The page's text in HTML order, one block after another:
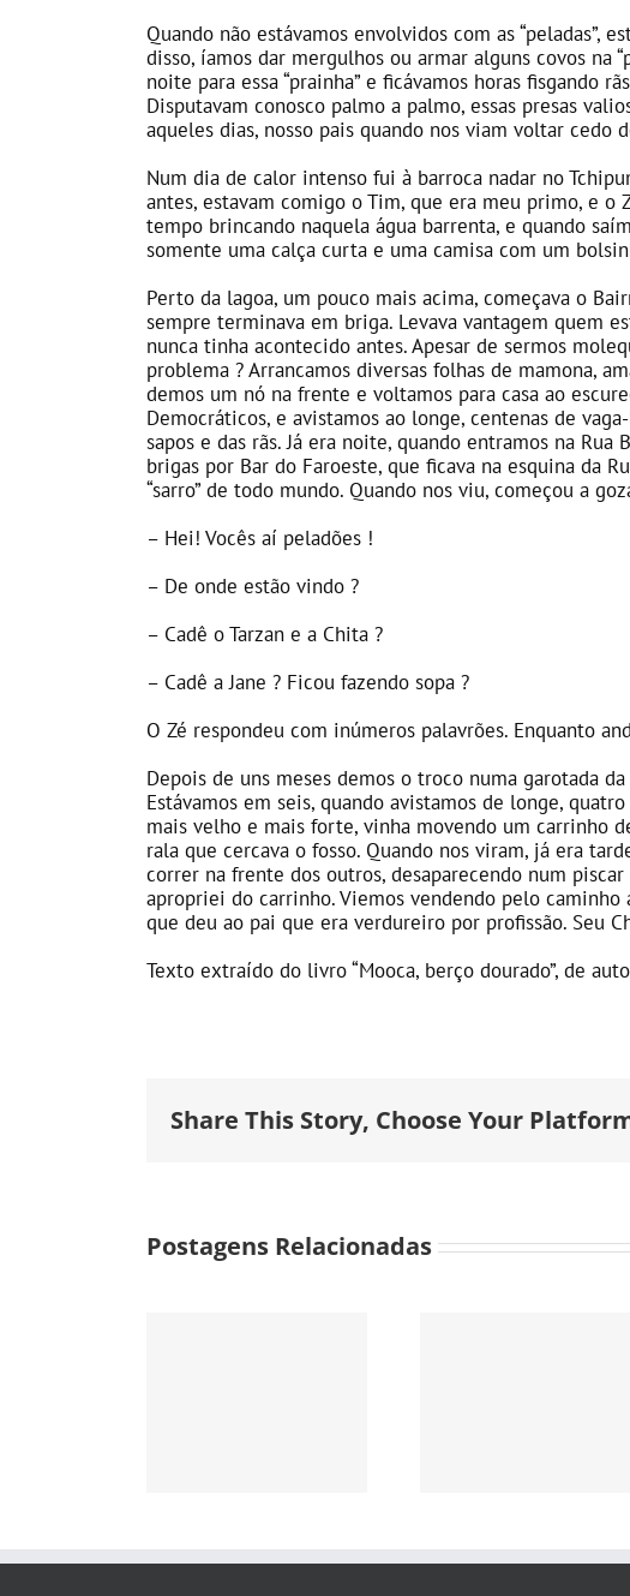
Quando não estávamos envolvidos com as “peladas”,
disso, íamos dar mergulhos ou armar alguns covos na
noite para essa “prainha” e ficávamos horas fisgando
Disputavam conosco palmo a palmo, essas presas
aqueles dias, nosso pais quando nos viam voltar cedo
Num dia de calor intenso fui à barroca nadar no
antes, estavam comigo o Tim, que era meu primo, e
tempo brincando naquela água barrenta, e quando
somente uma calça curta e uma camisa com um
Perto da lagoa, um pouco mais acima, começava o
sempre terminava em briga. Levava vantagem quem
nunca tinha acontecido antes. Apesar de sermos
problema ? Arrancamos diversas folhas de mamona,
demos um nó na frente e voltamos para casa ao
Democráticos, e avistamos ao longe, centenas de
sapos e das rãs. Já era noite, quando entramos na
brigas por Bar do Faroeste, que ficava na esquina da
“sarro” de todo mundo. Quando nos viu, começou a
– Hei! Vocês aí peladões !
– De onde estão vindo ?
– Cadê o Tarzan e a Chita ?
– Cadê a Jane ? Ficou fazendo sopa ?
O Zé respondeu com inúmeros palavrões. Enquanto
Depois de uns meses demos o troco numa garotada
Estávamos em seis, quando avistamos de longe,
mais velho e mais forte, vinha movendo um carrinho
rala que cercava o fosso. Quando nos viram, já era
correr na frente dos outros, desaparecendo num
apropriei do carrinho. Viemos vendendo pelo
que deu ao pai que era verdureiro por profissão. Seu
Texto extraído do livro “Mooca, berço dourado”, de
Share This Story, Choose Your
Postagens Relacionadas